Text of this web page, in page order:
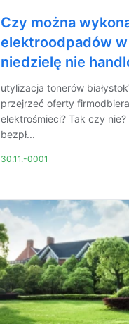
Czy można
elektroodpadów w
niedzielę nie
utylizacja tonerów
przejrzeć oferty
elektrośmieci? Tak czy
bezpł...
30.11.-0001